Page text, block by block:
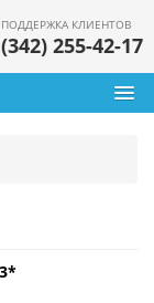
ПОДДЕРЖКА КЛИЕНТОВ
(342) 255-42-17